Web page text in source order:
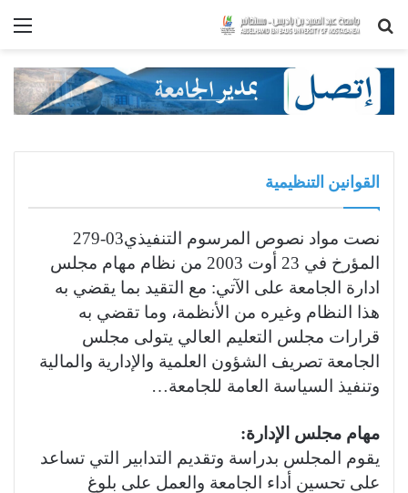
بحث
القوانين التنظيمية
نصت مواد نصوص المرسوم التنفيذي03-279
المؤرخ في 23 أوت 2003 من نظام مهام مجلس
ادارة الجامعة على الآتي: مع التقيد بما يقضي به
هذا النظام وغيره من الأنظمة، وما تقضي به
قرارات مجلس التعليم العالي يتولى مجلس
الجامعة تصريف الشؤون العلمية والإدارية والمالية
وتنفيذ السياسة العامة للجامعة…
مهام مجلس الإدارة:
يقوم المجلس بدراسة وتقديم التدابير التي تساعد
على تحسين أداء الجامعة والعمل على بلوغ